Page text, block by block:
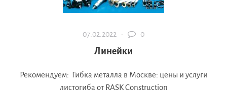
07.02.2022 · 0
Линейки
Рекомендуем: Гибка металла в Москве: цены и услуги
листогиба от RASK Construction